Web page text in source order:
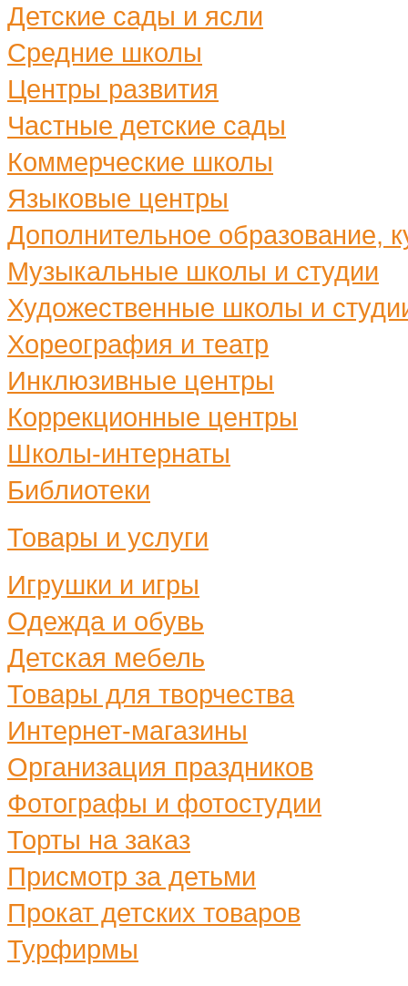
Детские сады и ясли
Средние школы
Центры развития
Частные детские сады
Коммерческие школы
Языковые центры
Дополнительное образование,
Музыкальные школы и студии
Художественные школы и
Хореография и театр
Инклюзивные центры
Коррекционные центры
Школы-интернаты
Библиотеки
Товары и услуги
Игрушки и игры
Одежда и обувь
Детская мебель
Товары для творчества
Интернет-магазины
Организация праздников
Фотографы и фотостудии
Торты на заказ
Присмотр за детьми
Прокат детских товаров
Турфирмы